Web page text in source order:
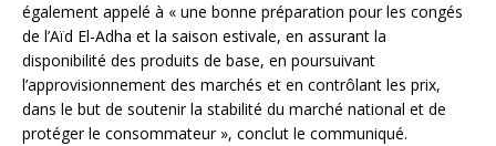
également appelé à « une bonne préparation pour les congés
de l’Aïd El-Adha et la saison estivale, en assurant la
disponibilité des produits de base, en poursuivant
l’approvisionnement des marchés et en contrôlant les prix,
dans le but de soutenir la stabilité du marché national et de
protéger le consommateur », conclut le communiqué.